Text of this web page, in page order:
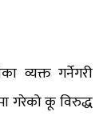
व्यक्त गर्नेगरी
गरेको कू विरुद्ध